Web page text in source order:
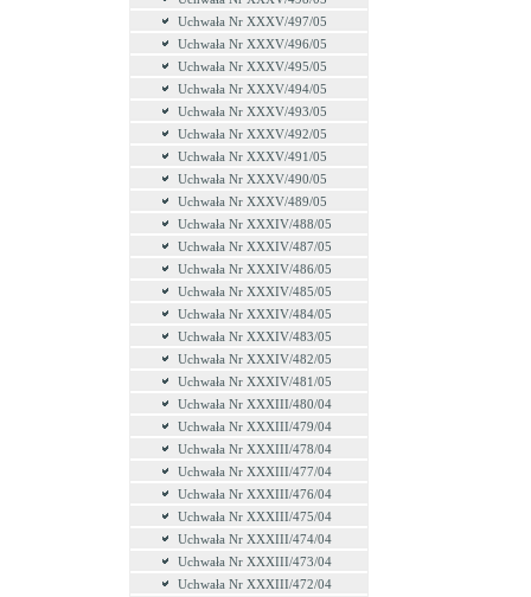
Uchwała Nr XXXV/497/05
Uchwała Nr XXXV/496/05
Uchwała Nr XXXV/495/05
Uchwała Nr XXXV/494/05
Uchwała Nr XXXV/493/05
Uchwała Nr XXXV/492/05
Uchwała Nr XXXV/491/05
Uchwała Nr XXXV/490/05
Uchwała Nr XXXV/489/05
Uchwała Nr XXXIV/488/05
Uchwała Nr XXXIV/487/05
Uchwała Nr XXXIV/486/05
Uchwała Nr XXXIV/485/05
Uchwała Nr XXXIV/484/05
Uchwała Nr XXXIV/483/05
Uchwała Nr XXXIV/482/05
Uchwała Nr XXXIV/481/05
Uchwała Nr XXXIII/480/04
Uchwała Nr XXXIII/479/04
Uchwała Nr XXXIII/478/04
Uchwała Nr XXXIII/477/04
Uchwała Nr XXXIII/476/04
Uchwała Nr XXXIII/475/04
Uchwała Nr XXXIII/474/04
Uchwała Nr XXXIII/473/04
Uchwała Nr XXXIII/472/04